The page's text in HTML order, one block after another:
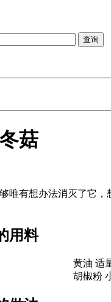
菇
唯有想办法消灭了它
用料
黄油 适
胡椒粉